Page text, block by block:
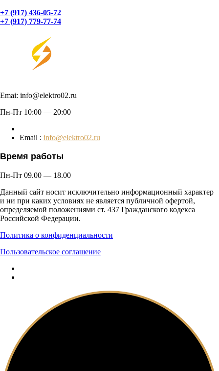
+7 (917) 436-05-72
+7 (917) 779-77-74
Emai: info@elektro02.ru
Пн-Пт 10:00 — 20:00
Email : info@elektro02.ru
Время работы
Пн-Пт 09.00 — 18.00
Данный сайт носит исключительно информационный характер
и ни при каких условиях не является публичной офертой,
определяемой положениями ст. 437 Гражданского кодекса
Российской Федерации.
Политика о конфиденциальности
Пользовательское соглашение